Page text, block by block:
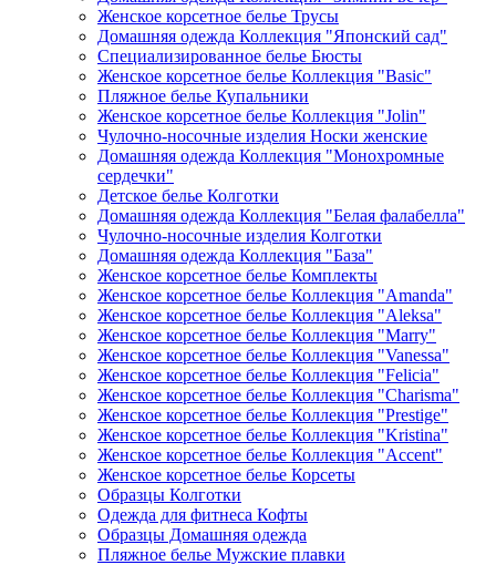
Женское корсетное белье Трусы
Домашняя одежда Коллекция "Японский сад"
Специализированное белье Бюсты
Женское корсетное белье Коллекция "Basic"
Пляжное белье Купальники
Женское корсетное белье Коллекция "Jolin"
Чулочно-носочные изделия Носки женские
Домашняя одежда Коллекция "Монохромные
сердечки"
Детское белье Колготки
Домашняя одежда Коллекция "Белая фалабелла"
Чулочно-носочные изделия Колготки
Домашняя одежда Коллекция "База"
Женское корсетное белье Комплекты
Женское корсетное белье Коллекция "Amanda"
Женское корсетное белье Коллекция "Aleksa"
Женское корсетное белье Коллекция "Marry"
Женское корсетное белье Коллекция "Vanessa"
Женское корсетное белье Коллекция "Felicia"
Женское корсетное белье Коллекция "Charisma"
Женское корсетное белье Коллекция "Prestige"
Женское корсетное белье Коллекция "Kristina"
Женское корсетное белье Коллекция "Accent"
Женское корсетное белье Корсеты
Образцы Колготки
Одежда для фитнеса Кофты
Образцы Домашняя одежда
Пляжное белье Мужские плавки